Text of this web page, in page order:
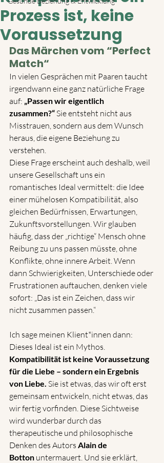
Prozess ist, keine
Voraussetzung
Das Märchen vom “Perfect
Match“
In vielen Gesprächen mit Paaren taucht
irgendwann eine ganz natürliche Frage
auf: „Passen wir eigentlich
zusammen?“ Sie entsteht nicht aus
Misstrauen, sondern aus dem Wunsch
heraus, die eigene Beziehung zu
verstehen.
Diese Frage erscheint auch deshalb, weil
unsere Gesellschaft uns ein
romantisches Ideal vermittelt: die Idee
einer mühelosen Kompatibilität, also
gleichen Bedürfnissen, Erwartungen,
Zukunftsvorstellungen. Wir glauben
häufig, dass der „richtige“ Mensch ohne
Reibung zu uns passen müsste, ohne
Konflikte, ohne innere Arbeit. Wenn
dann Schwierigkeiten, Unterschiede oder
Frustrationen auftauchen, denken viele
sofort: „Das ist ein Zeichen, dass wir
nicht zusammen passen.“
Ich sage meinen Klient*innen dann:
Dieses Ideal ist ein Mythos.
Kompatibilität ist keine Voraussetzung
für die Liebe – sondern ein Ergebnis
von Liebe. Sie ist etwas, das wir oft erst
gemeinsam entwickeln, nicht etwas, das
wir fertig vorfinden. Diese Sichtweise
wird wunderbar durch das
therapeutische und philosophische
Denken des Autors Alain de
Botton untermauert. Und sie erklärt,